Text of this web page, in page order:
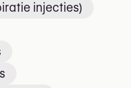
injecties)